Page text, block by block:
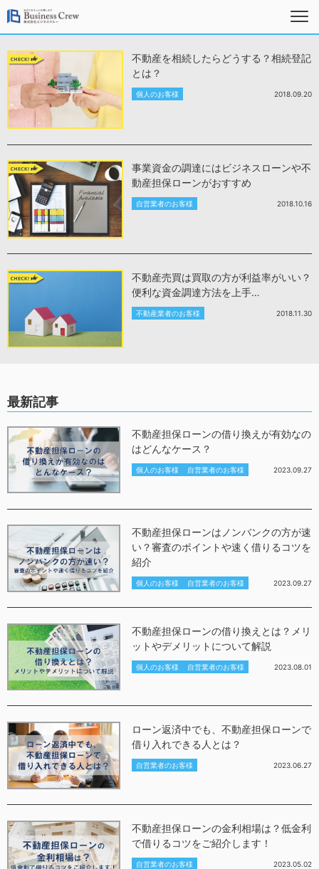
不動産を相続したらどうする？相続登記
とは？
個人のお客様 2018.09.20
事業資金の調達にはビジネスローンや不
動産担保ローンがおすすめ
自営業者のお客様 2018.10.16
不動産売買は買取の方が利益率がいい？
便利な資金調達方法を上手…
不動産業者のお客様 2018.11.30
最新記事
不動産担保ローンの借り換えが有効なの
はどんなケース？
個人のお客様 自営業者のお客様 2023.09.27
不動産担保ローンはノンバンクの方が速
い？審査のポイントや速く借りるコツを
紹介
個人のお客様 自営業者のお客様 2023.09.27
不動産担保ローンの借り換えとは？メリ
ットやデメリットについて解説
個人のお客様 自営業者のお客様 2023.08.01
ローン返済中でも、不動産担保ローンで
借り入れできる人とは？
自営業者のお客様 2023.06.27
不動産担保ローンの金利相場は？低金利
で借りるコツをご紹介します！
自営業者のお客様 2023.05.02